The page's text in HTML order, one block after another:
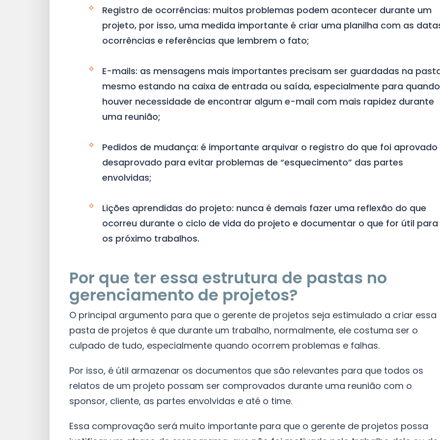
Registro de ocorrências: muitos problemas podem acontecer durante um
projeto, por isso, uma medida importante é criar uma planilha com as
ocorrências e referências que lembrem o fato;
E-mails: as mensagens mais importantes precisam ser guardadas na
mesmo estando na caixa de entrada ou saída, especialmente para quando
houver necessidade de encontrar algum e-mail com mais rapidez durante
uma reunião;
Pedidos de mudança: é importante arquivar o registro do que foi aprovado
desaprovado para evitar problemas de “esquecimento” das partes
envolvidas;
Lições aprendidas do projeto: nunca é demais fazer uma reflexão do que
ocorreu durante o ciclo de vida do projeto e documentar o que for útil para
os próximo trabalhos.
Por que ter essa estrutura de pastas no
gerenciamento de projetos?
O principal argumento para que o gerente de projetos seja estimulado a criar essa
pasta de projetos é que durante um trabalho, normalmente, ele costuma ser o
culpado de tudo, especialmente quando ocorrem problemas e falhas.
Por isso, é útil armazenar os documentos que são relevantes para que todos os
relatos de um projeto possam ser comprovados durante uma reunião com o
sponsor, cliente, as partes envolvidas e até o time.
Essa comprovação será muito importante para que o gerente de projetos possa